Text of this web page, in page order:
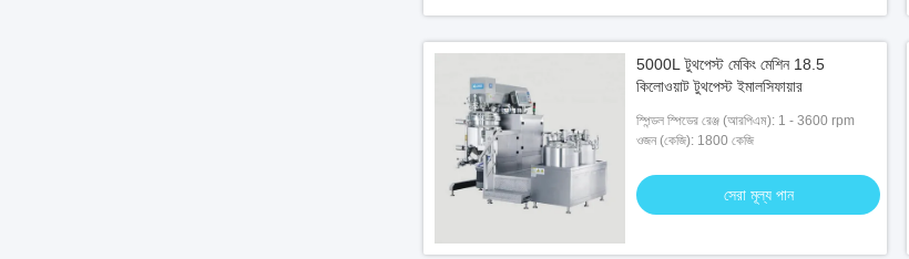
5000L টুথপেস্ট মেকিং মেশিন 18.5
কিলোওয়াট টুথপেস্ট ইমালসিফায়ার
স্পিন্ডল স্পিডের রেঞ্জ (আরপিএম): 1 - 3600 rpm
ওজন (কেজি): 1800 কেজি
সেরা মূল্য পান